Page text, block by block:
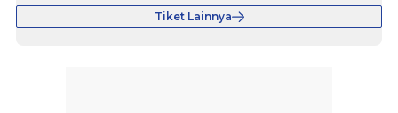
Tiket Lainnya